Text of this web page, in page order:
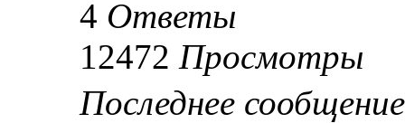
4 Ответы
12472 Просмотры
Последнее